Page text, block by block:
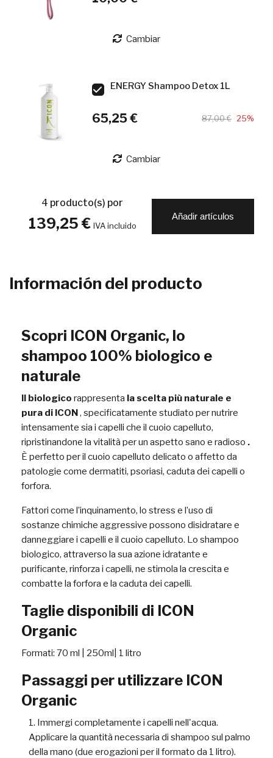
Cambiar
ENERGY Shampoo Detox 1L
65,25 € 87,00 € 25%
Cambiar
4 producto(s) por
139,25 € IVA incluido
Añadir artículos
Información del producto
Scopri ICON Organic, lo
shampoo 100% biologico e
naturale
Il biologico rappresenta la scelta più naturale e
pura di ICON, specificatamente studiato per nutrire
intensamente sia i capelli che il cuoio capelluto,
ripristinandone la vitalità per un aspetto sano e radioso .
È perfetto per il cuoio capelluto delicato o affetto da
patologie come dermatiti, psoriasi, caduta dei capelli o
forfora.
Fattori come l’inquinamento, lo stress e l’uso di
sostanze chimiche aggressive possono disidratare e
danneggiare i capelli e il cuoio capelluto. Lo shampoo
biologico, attraverso la sua azione idratante e
purificante, rinforza i capelli, ne stimola la crescita e
combatte la forfora e la caduta dei capelli.
Taglie disponibili di ICON
Organic
Formati: 70 ml | 250ml| 1 litro
Passaggi per utilizzare ICON
Organic
Immergi completamente i capelli nell'acqua.
Applicare la quantità necessaria di shampoo sul palmo
della mano (due erogazioni per il formato da 1 litro).